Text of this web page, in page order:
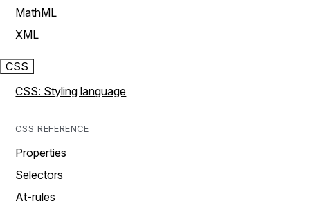
MathML
XML
CSS
CSS: Styling language
CSS REFERENCE
Properties
Selectors
At-rules